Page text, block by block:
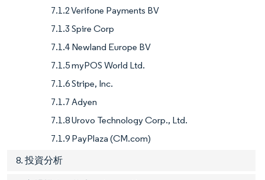
7.1.2 Verifone Payments BV
7.1.3 Spire Corp
7.1.4 Newland Europe BV
7.1.5 myPOS World Ltd.
7.1.6 Stripe, Inc.
7.1.7 Adyen
7.1.8 Urovo Technology Corp., Ltd.
7.1.9 PayPlaza (CM.com)
8. 投資分析